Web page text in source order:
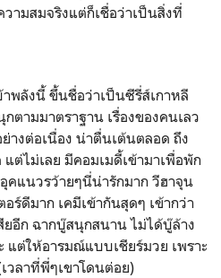
ามสมจริงแต่ก็เชื่อว่าเป็นสิ่งที่
นี้ ขึ้นชื่อว่าเป็นซีรี่ส์เกาหลี
ตามมาตราฐาน เรื่องของคนเลว
งต่อเนื่อง น่าตื่นเต้นตลอด ถึง
แต่ไม่เลย มีคอมเมดี้เข้ามาเพื่อพัก
คแนวรว้ายๆนี่น่ารักมาก วีฮาจุน
ร์ดีมาก เคมีเข้ากันสุดๆ เข้ากว่า
อีก ฉากบู๊สนุกสนาน ไม่ได้บู๊ล้าง
ต่ให้อารมณ์แบบเชียร์มวย เพราะ
วลาที่พี่ๆเขาโดนต่อย)